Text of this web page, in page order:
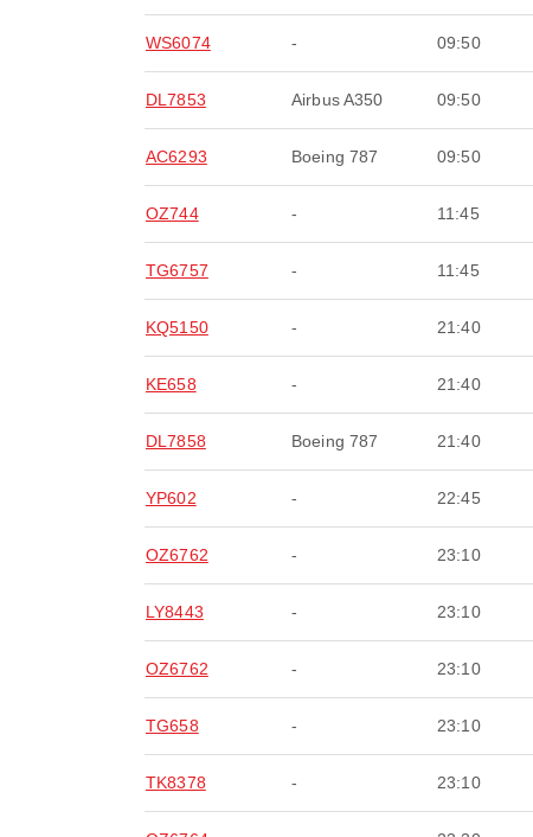
WS6074 - 09:50
DL7853 Airbus A350 09:50
AC6293 Boeing 787 09:50
OZ744 - 11:45
TG6757 - 11:45
KQ5150 - 21:40
KE658 - 21:40
DL7858 Boeing 787 21:40
YP602 - 22:45
OZ6762 - 23:10
LY8443 - 23:10
OZ6762 - 23:10
TG658 - 23:10
TK8378 - 23:10